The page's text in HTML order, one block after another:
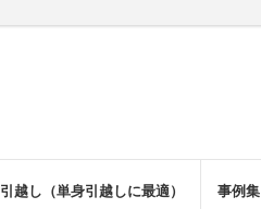
引越し（単身引越しに最適） 事例集